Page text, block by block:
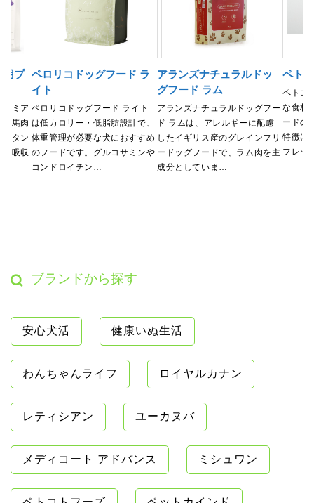
用プ
ミア
馬肉
タン
吸収
ペロリコドッグフード ラ
イト
ペロリコドッグフード ライト
は低カロリー・低脂肪設計で、
体重管理が必要な犬におすすめ
のフードです。グルコサミンや
コンドロイチン…
アランズナチュラルドッ
グフード ラム
アランズナチュラルドッグフー
ド ラムは、アレルギーに配慮
したイギリス産のグレインフリ
ードッグフードで、ラム肉を主
成分としていま…
ペト
ペトコ
な食材
ードの
特徴は
フレッ
ブランドから探す
安心犬活 健康いぬ生活
わんちゃんライフ ロイヤルカナン
レティシアン ユーカヌバ
メディコート アドバンス ミシュワン